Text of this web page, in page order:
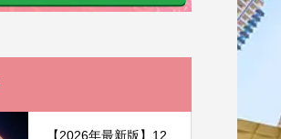
【2026年最新版】12